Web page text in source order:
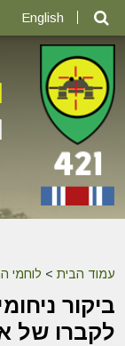
English
עמוד הבית > לוחמי
ביקור
לקברו של